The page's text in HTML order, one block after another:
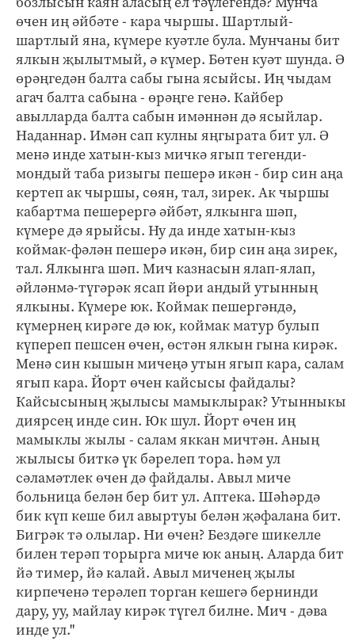
өчен иң әйбәте - кара чыршы. Шартлый-
шартлый яна, күмере куәтле була. Мунчаны бит
ялкын җылытмый, ә күмер. Бөтен куәт шунда. Ә
өрәңгедән балта сабы гына ясыйсы. Иң чыдам
агач балта сабына - өрәңге генә. Кайбер
авылларда балта сабын имәннән дә ясыйлар.
Наданнар. Имән сап кулны яңгырата бит ул. Ә
менә инде хатын-кыз мичкә ягып тегенди-
мондый таба ризыгы пешерә икән - бир син аңа
кертеп ак чыршы, сөян, тал, зирек. Ак чыршы
кабартма пешерергә әйбәт, ялкынга шәп,
күмере дә ярыйсы. Ну да инде хатын-кыз
коймак-фәлән пешерә икән, бир син аңа зирек,
тал. Ялкынга шәп. Мич казнасын ялап-ялап,
әйләнмә-түгәрәк ясап йөри андый утынның
ялкыны. Күмере юк. Коймак пешергәндә,
күмернең кирәге дә юк, коймак матур булып
күпереп пешсен өчен, өстән ялкын гына кирәк.
Менә син кышын мичеңә утын ягып кара, салам
ягып кара. Йорт өчен кайсысы файдалы?
Кайсысының җылысы мамыклырак? Утынныкы
диярсең инде син. Юк шул. Йорт өчен иң
мамыклы жылы - салам яккан мичтән. Аның
жылысы биткә үк бәрелеп тора. һәм ул
сәламәтлек өчен дә файдалы. Авыл миче
больница белән бер бит ул. Аптека. Шәһәрдә
бик күп кеше бил авыртуы белән җәфалана бит.
Бигрәк тә олылар. Ни өчен? Бездәге шикелле
билен терәп торырга миче юк аның. Аларда бит
йә тимер, йә калай. Авыл миченең җылы
кирпеченә терәлеп торган кешегә бернинди
дару, уу, майлау кирәк түгел билне. Мич - дәва
инде ул."